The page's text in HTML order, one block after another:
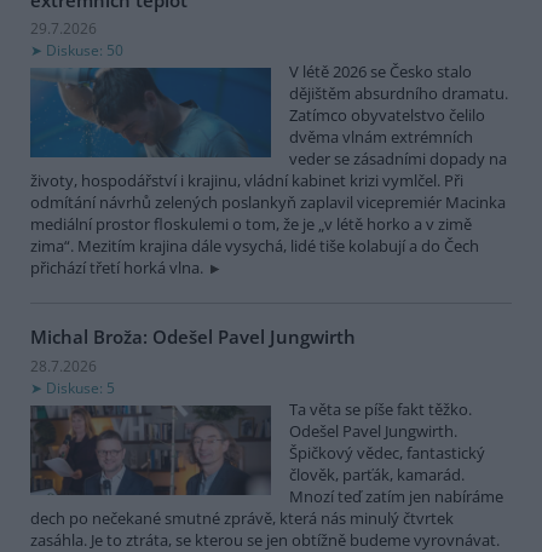
29.7.2026
Diskuse: 50
V létě 2026 se Česko stalo
dějištěm absurdního dramatu.
Zatímco obyvatelstvo čelilo
dvěma vlnám extrémních
veder se zásadními dopady na
životy, hospodářství i krajinu, vládní kabinet krizi vymlčel. Při
odmítání návrhů zelených poslankyň zaplavil vicepremiér Macinka
mediální prostor floskulemi o tom, že je „v létě horko a v zimě
zima“. Mezitím krajina dále vysychá, lidé tiše kolabují a do Čech
přichází třetí horká vlna.
Michal Broža: Odešel Pavel Jungwirth
28.7.2026
Diskuse: 5
Ta věta se píše fakt těžko.
Odešel Pavel Jungwirth.
Špičkový vědec, fantastický
člověk, parťák, kamarád.
Mnozí teď zatím jen nabíráme
dech po nečekané smutné zprávě, která nás minulý čtvrtek
zasáhla. Je to ztráta, se kterou se jen obtížně budeme vyrovnávat.